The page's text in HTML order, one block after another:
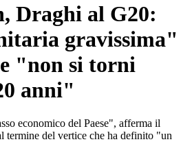
Draghi al G20:
gravissima"
"non si torni
anni"
economico del Paese", afferma il
termine del vertice che ha definito "un